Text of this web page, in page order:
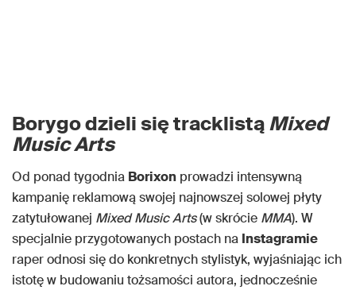
Borygo dzieli się tracklistąMixed
Music Arts
Od ponad tygodnia Borixon prowadzi intensywną
kampanię reklamową swojej najnowszej solowej płyty
zatytułowanej Mixed Music Arts(w skrócie MMA). W
specjalnie przygotowanych postach na Instagramie
raper odnosi się do konkretnych stylistyk, wyjaśniając ich
istotę w budowaniu tożsamości autora, jednocześnie